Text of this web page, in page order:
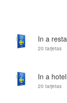
In a
20 tarjetas
In a
20 tarjetas